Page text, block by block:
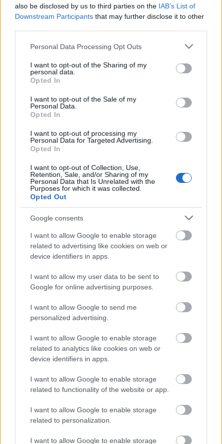
also be disclosed by us to third parties on the IAB’s List of
Downstream Participants that may further disclose it to other
Please note that this website/app uses one or more Google
not limited to your visit or usage behaviour. You may click to
grant or deny consent to Google and its third-party tags to
use your data for below specified purposes in below Google
consent section.
Personal Data Processing Opt Outs
I want to opt-out of the Sharing of my
personal data.
Opted In
I want to opt-out of the Sale of my
Personal Data.
Opted In
I want to opt-out of processing my
Personal Data for Targeted Advertising.
Opted In
I want to opt-out of Collection, Use,
Retention, Sale, and/or Sharing of my
Personal Data that Is Unrelated with the
Purposes for which it was collected.
Opted Out
Google consents
I want to allow Google to enable storage
related to advertising like cookies on web or
device identifiers in apps.
I want to allow my user data to be sent to
Google for online advertising purposes.
I want to allow Google to send me
personalized advertising.
I want to allow Google to enable storage
related to analytics like cookies on web or
device identifiers in apps.
I want to allow Google to enable storage
related to functionality of the website or app.
I want to allow Google to enable storage
related to personalization.
I want to allow Google to enable storage
కడుపు నిండినట్లు అనిపించడానికి సహాయపడతాయి.
అవి ఫైబర్ యొక్క మంచి మూలం, ఇది జీర్ణక్రియను
వీటిని అనేక రకాల భోజనాలకు సులభంగా జోడించవచ్చు.
మకాడమియా గింజలను ఎంచుకోవడం వలన మీరు సంతృప్తి
చెందడానికి మరియు మీ బరువు తగ్గించే లక్ష్యాలకు మద్దతు
ఇవ్వవచ్చు. ఇది ఆరోగ్యకరమైన ఆహారం వైపు ఒక అడుగు.
మెకాడమియా గింజలు మీ ప్రేగు ఆరోగ్యానికి చాలా మంచివి. అవి
ఫైబర్ మీ ప్రేగులోని మంచి బ్యాక్టీరియాను పోషిస్తుంది.
ఈ ఫైబర్ షార్ట్-చైన్ ఫ్యాటీ యాసిడ్లను తయారు చేయడానికి
కూడా సహాయపడుతుంది. ఈ ఆమ్లాలు మీ ప్రేగులలో మంటను
ప్రేగులను సమతుల్యంగా ఉంచడానికి సహాయపడుతుంది.
మకాడమియా గింజలు తినడం వల్ల మీ పేగు ఆరోగ్యానికి నిజంగా
సహాయపడుతుంది. అవి చాలా రుచిగా ఉంటాయి మరియు మీ
శరీరం సరిగ్గా పనిచేయడానికి సహాయపడతాయి.
సంభావ్య క్యాన్సర్-పోరాట లక్షణాలు
క్యాన్సర్‌తో పోరాడడంలో మెకాడమియా గింజలు పోషించే పాత్రకు
గుర్తింపు పొందుతున్నాయి. వాటిలో టోకోట్రినాల్స్ అనే ఒక
రకమైన విటమిన్ E ఉంటుంది. టోకోట్రినాల్స్ వాటి
దారితీసే నష్టం నుండి కణాలను రక్షించగలవు. టోకోట్రినాల్స్
క్యాన్సర్ కణాల పెరుగుదలను నెమ్మదిస్తాయని అధ్యయనాలు
మకాడమియా గింజల్లో యాంటీఆక్సిడెంట్లు కూడా ఉంటాయి, ఇవి
ఆరోగ్యకరమైన స్నాక్ ఎంపికగా మారుతాయి. యాంటీఆక్సిడెంట్లు